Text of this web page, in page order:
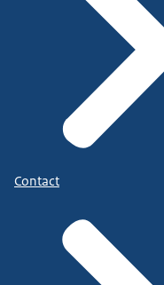
Contact